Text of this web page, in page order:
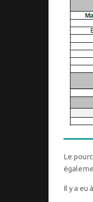
Le
Il y a eu